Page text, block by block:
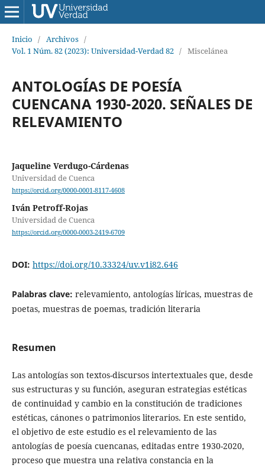
Inicio / Archivos /
Vol. 1 Núm. 82 (2023): Universidad-Verdad 82 / Miscelánea
ANTOLOGÍAS DE POESÍA
CUENCANA 1930-2020. SEÑALES DE
RELEVAMIENTO
Jaqueline Verdugo-Cárdenas
Universidad de Cuenca
https://orcid.org/0000-0001-8117-4608
Iván Petroff-Rojas
Universidad de Cuenca
https://orcid.org/0000-0003-2419-6709
DOI: https://doi.org/10.33324/uv.v1i82.646
Palabras clave: relevamiento, antologías líricas, muestras de
poetas, muestras de poemas, tradición literaria
Resumen
Las antologías son textos-discursos intertextuales que, desde
sus estructuras y su función, aseguran estrategias estéticas
de continuidad y cambio en la constitución de tradiciones
estéticas, cánones o patrimonios literarios. En este sentido,
el objetivo de este estudio es el relevamiento de las
antologías de poesía cuencanas, editadas entre 1930-2020,
proceso que muestra una relativa constancia en la